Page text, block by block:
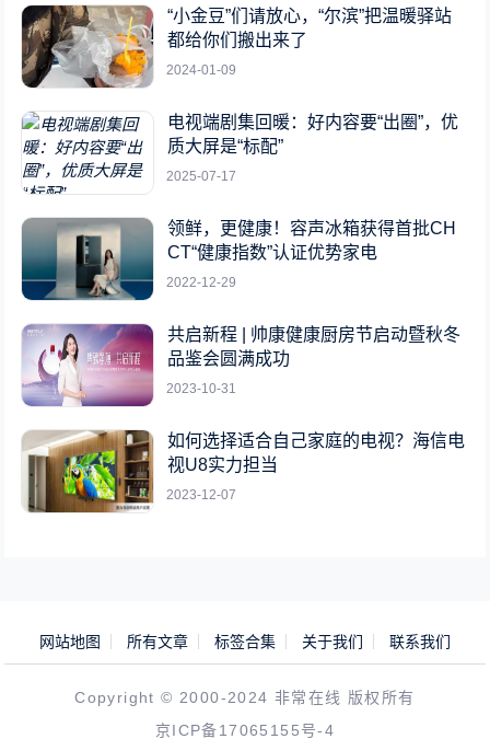
“小金豆”们请放心，“尔滨”把温暖驿站
都给你们搬出来了
2024-01-09
电视端剧集回暖：好内容要“出圈”，优
质大屏是“标配”
2025-07-17
领鲜，更健康！容声冰箱获得首批CH
CT“健康指数”认证优势家电
2022-12-29
共启新程 | 帅康健康厨房节启动暨秋冬
品鉴会圆满成功
2023-10-31
如何选择适合自己家庭的电视？海信电
视U8实力担当
2023-12-07
网站地图 所有文章 标签合集 关于我们 联系我们
Copyright © 2000-2024 非常在线 版权所有
京ICP备17065155号-4